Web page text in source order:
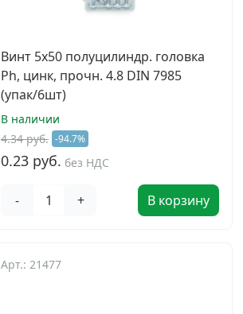
Винт 5х50 полуцилиндр. головка
Ph, цинк, прочн. 4.8 DIN 7985
(упак/6шт)
В наличии
4.34 руб. -94.7%
0.23 руб. без НДС
- + В корзину
Арт.: 21477